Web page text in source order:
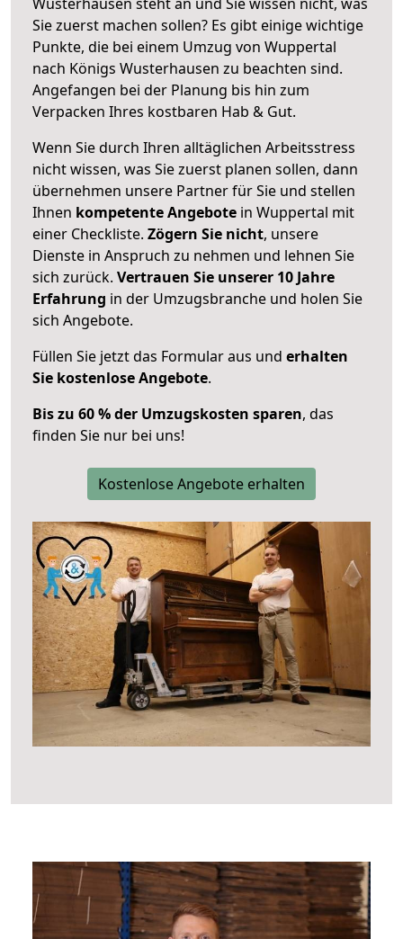
Sie zuerst machen sollen? Es gibt einige wichtige
Punkte, die bei einem Umzug von Wuppertal
nach Königs Wusterhausen zu beachten sind.
Angefangen bei der Planung bis hin zum
Verpacken Ihres kostbaren Hab & Gut.
Wenn Sie durch Ihren alltäglichen Arbeitsstress
nicht wissen, was Sie zuerst planen sollen, dann
übernehmen unsere Partner für Sie und stellen
Ihnen kompetente Angebote in Wuppertal mit
einer Checkliste. Zögern Sie nicht, unsere
Dienste in Anspruch zu nehmen und lehnen Sie
sich zurück. Vertrauen Sie unserer 10 Jahre
Erfahrung in der Umzugsbranche und holen Sie
sich Angebote.
Füllen Sie jetzt das Formular aus und erhalten
Sie kostenlose Angebote.
Bis zu 60 % der Umzugskosten sparen, das
finden Sie nur bei uns!
Kostenlose Angebote erhalten